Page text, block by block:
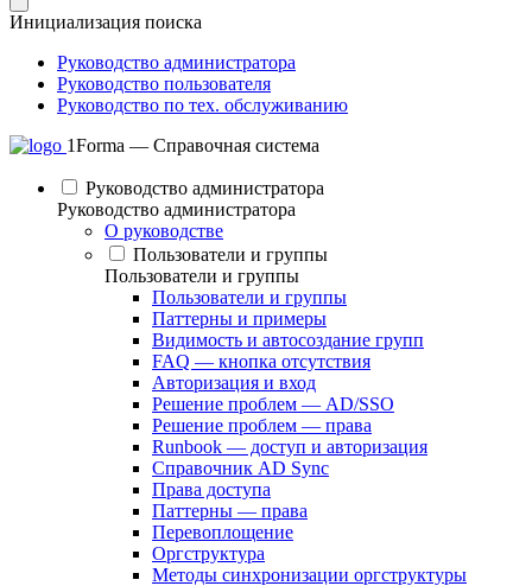
Инициализация поиска
Руководство администратора
Руководство пользователя
Руководство по тех. обслуживанию
1Forma — Справочная система
Руководство администратора
Руководство администратора
О руководстве
Пользователи и группы
Пользователи и группы
Пользователи и группы
Паттерны и примеры
Видимость и автосоздание групп
FAQ — кнопка отсутствия
Авторизация и вход
Решение проблем — AD/SSO
Решение проблем — права
Runbook — доступ и авторизация
Справочник AD Sync
Права доступа
Паттерны — права
Перевоплощение
Оргструктура
Методы синхронизации оргструктуры